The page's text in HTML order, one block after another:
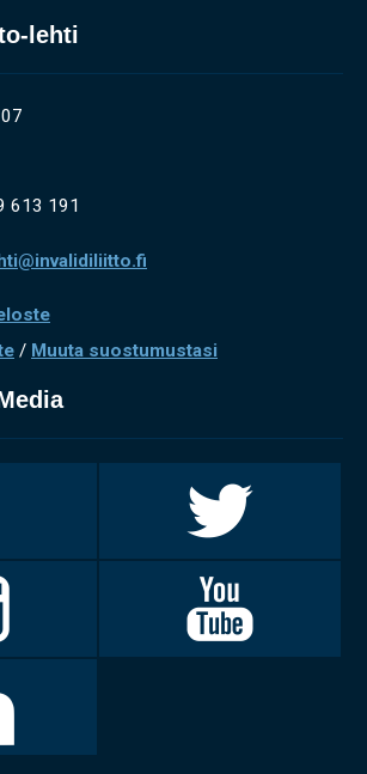
lehti
613 191
/ Muuta suostumustasi
Twitterissä
Youtubessa